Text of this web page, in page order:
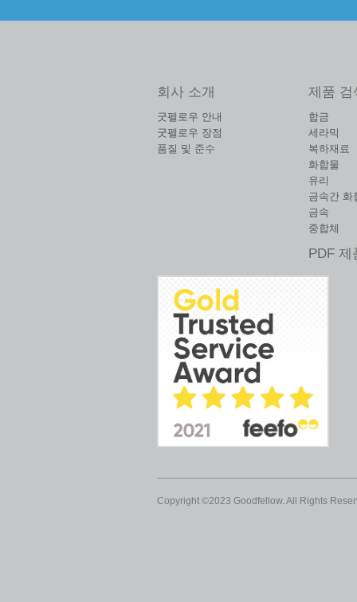
회사 소개
굿펠로우 안내
굿펠로우 장점
품질 및 준수
제품 검
합금
세라믹
복하재료
화합물
유리
금속간 화
금속
중합체
PDF 제
Copyright ©2023 Goodfellow. All Rights